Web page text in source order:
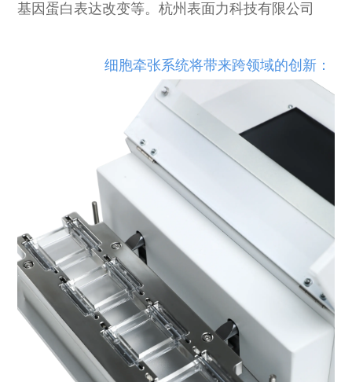
基因蛋白表达改变等。杭州表面力科技有限公司
细胞牵张系统将带来跨领域的创新：